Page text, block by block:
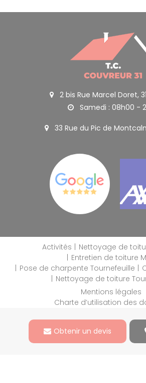
Obtenir un devis
2 bis Rue Marcel Doret,
Samedi : 08h00 -
33 Rue du Pic de
Activités
Nettoyage de
Entretien de toiture
Pose de charpente Tournefeuille
Nettoyage de toiture
Mentions légales
Charte d’utilisation des
Gestion des cookies